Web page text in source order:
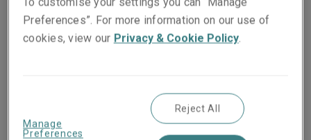
Choisir
Stay up to date with the latest updates, Unique
Perspectives and more from Liberty Specialty
Markets.
Preferences”. For more information on our use of
cookies, view our Privacy & Cookie Policy.
Manage
Preferences
Reject All